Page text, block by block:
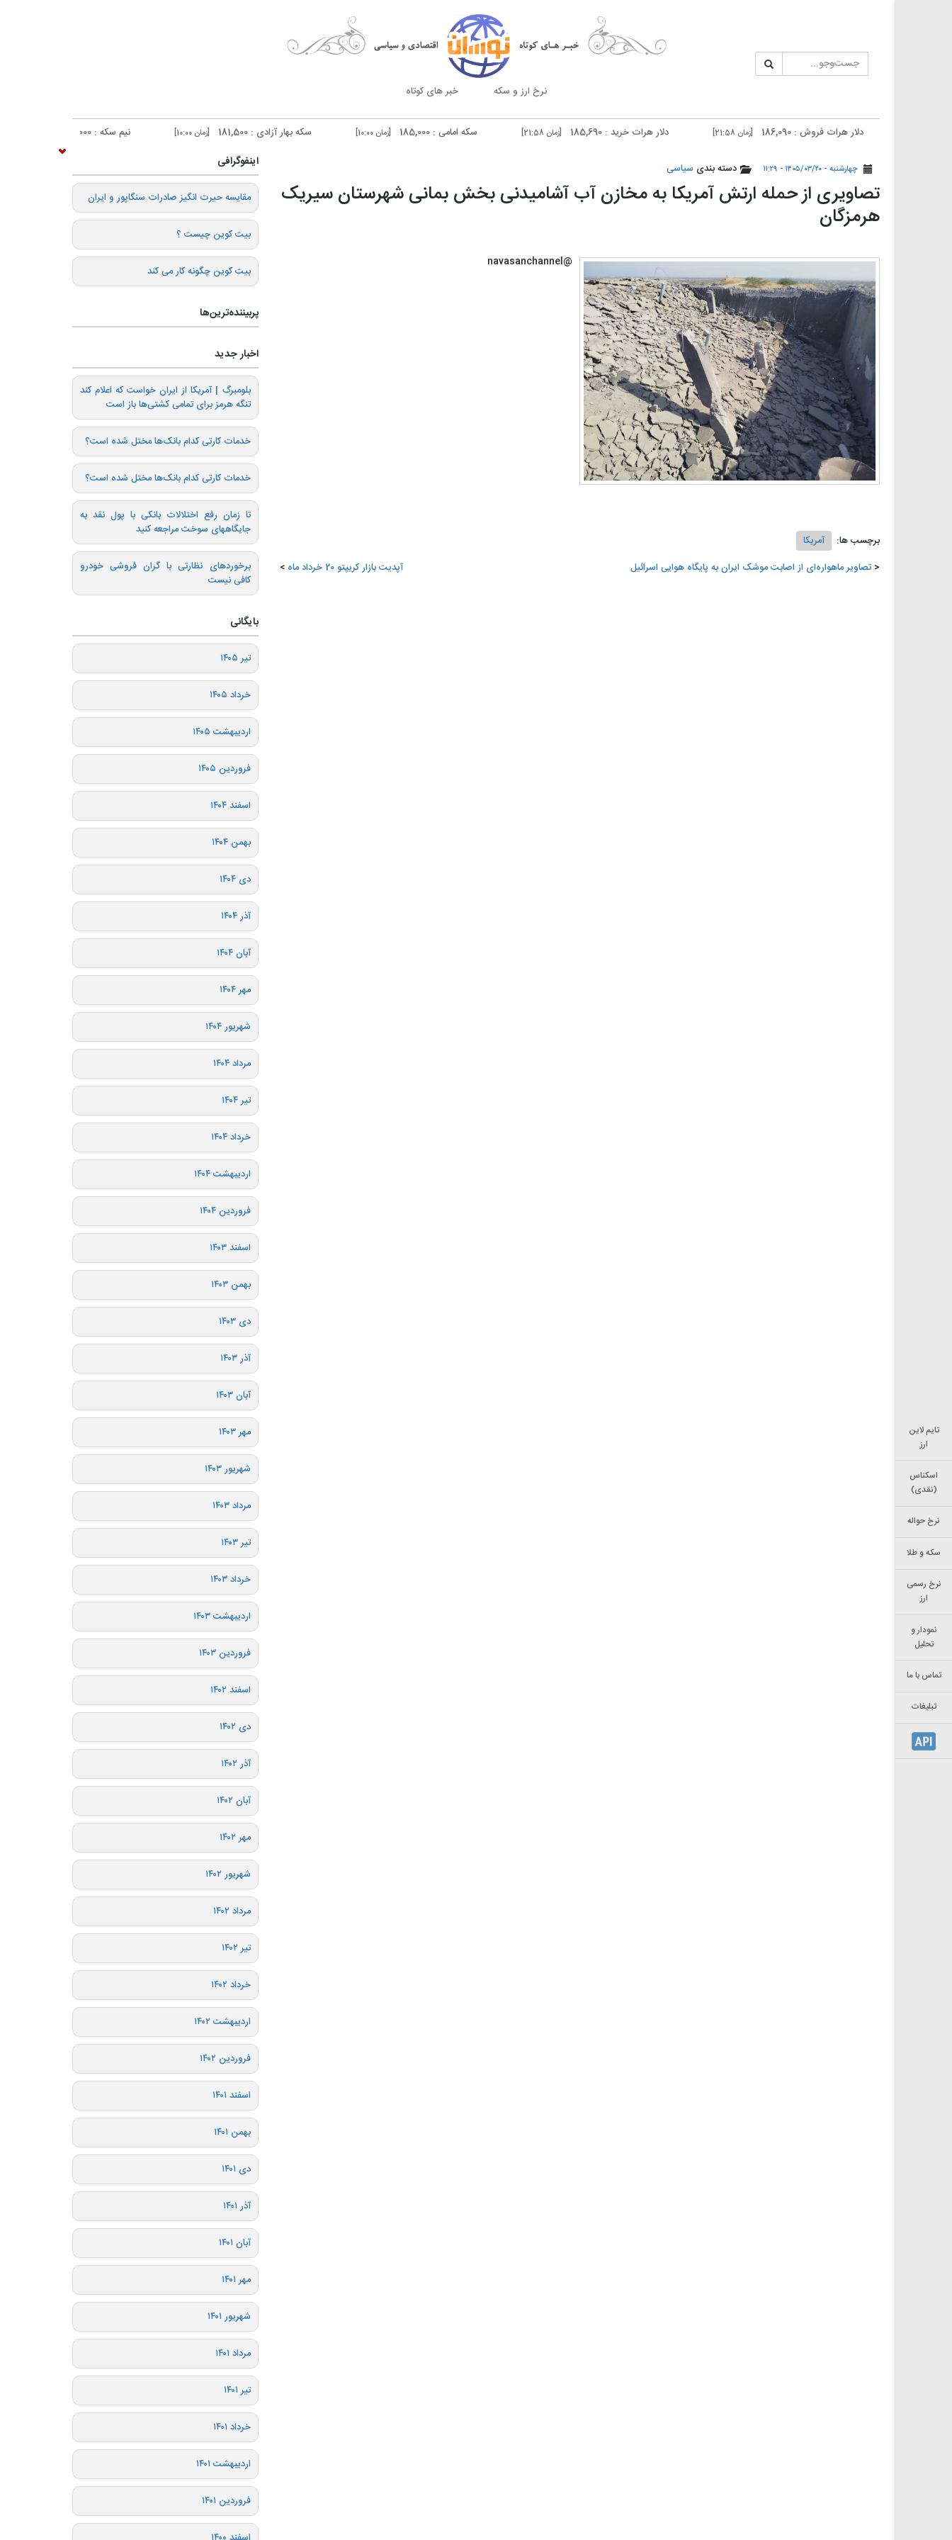
نرخ ارز و سکه خبر های کوتاه
تایم لاین
ارز
اسکناس
(نقدی)
نرخ حواله
سکه و طلا
نرخ رسمی
ارز
نمودار و
تحلیل
تماس با ما
تبلیغات
دلار هرات فروش : 186,090 [زمان 21:58] دلار هرات خرید : 185,690 [زمان 21:58] سکه امامی : 185,000 [زمان 10:00] سکه بهار آزادی : 181,500 [زمان 10:00] [زمان 10:00]
دلار تهران فروش : 187,500
دلار تهران خرید : 187,100
چهارشنبه - ۱۴۰۵/۰۳/۲۰ - ۱۱:۲۹ دسته بندی سیاسی
تصاویری از حمله ارتش آمریکا به مخازن آب آشامیدنی بخش بمانی شهرستان سیریک
هرمزگان
@navasanchannel
برچسب ها:
آمریکا
تصاویر ماهواره‌ای از اصابت موشک ایران به پایگاه هوایی اسرائیل
آپدیت بازار کریپتو 20 خرداد ماه
اینفوگرافی
️مقایسه حیرت انگیز صادرات سنگاپور و ایران
بیت کوین چیست ؟
بیت کوین چگونه کار می کند
پربیننده‌ترین‌ها
اخبار جدید
بلومبرگ | آمریکا از ایران خواست که اعلام کند
تنگه هرمز برای تمامی کشتی‌ها باز است
خدمات کارتی کدام بانک‌ها مختل شده است؟
خدمات کارتی کدام بانک‌ها مختل شده است؟
تا زمان رفع اختلالات بانکی با پول نقد به
جایگاههای سوخت مراجعه کنید
برخوردهای نظارتی با گران فروشی خودرو
کافی نیست
بایگانی
تیر ۱۴۰۵
خرداد ۱۴۰۵
اردیبهشت ۱۴۰۵
فروردین ۱۴۰۵
اسفند ۱۴۰۴
بهمن ۱۴۰۴
دی ۱۴۰۴
آذر ۱۴۰۴
آبان ۱۴۰۴
مهر ۱۴۰۴
شهریور ۱۴۰۴
مرداد ۱۴۰۴
تیر ۱۴۰۴
خرداد ۱۴۰۴
اردیبهشت ۱۴۰۴
فروردین ۱۴۰۴
اسفند ۱۴۰۳
بهمن ۱۴۰۳
دی ۱۴۰۳
آذر ۱۴۰۳
آبان ۱۴۰۳
مهر ۱۴۰۳
شهریور ۱۴۰۳
مرداد ۱۴۰۳
تیر ۱۴۰۳
خرداد ۱۴۰۳
اردیبهشت ۱۴۰۳
فروردین ۱۴۰۳
اسفند ۱۴۰۲
دی ۱۴۰۲
آذر ۱۴۰۲
آبان ۱۴۰۲
مهر ۱۴۰۲
شهریور ۱۴۰۲
مرداد ۱۴۰۲
تیر ۱۴۰۲
خرداد ۱۴۰۲
اردیبهشت ۱۴۰۲
فروردین ۱۴۰۲
اسفند ۱۴۰۱
بهمن ۱۴۰۱
دی ۱۴۰۱
آذر ۱۴۰۱
آبان ۱۴۰۱
مهر ۱۴۰۱
شهریور ۱۴۰۱
مرداد ۱۴۰۱
تیر ۱۴۰۱
خرداد ۱۴۰۱
اردیبهشت ۱۴۰۱
فروردین ۱۴۰۱